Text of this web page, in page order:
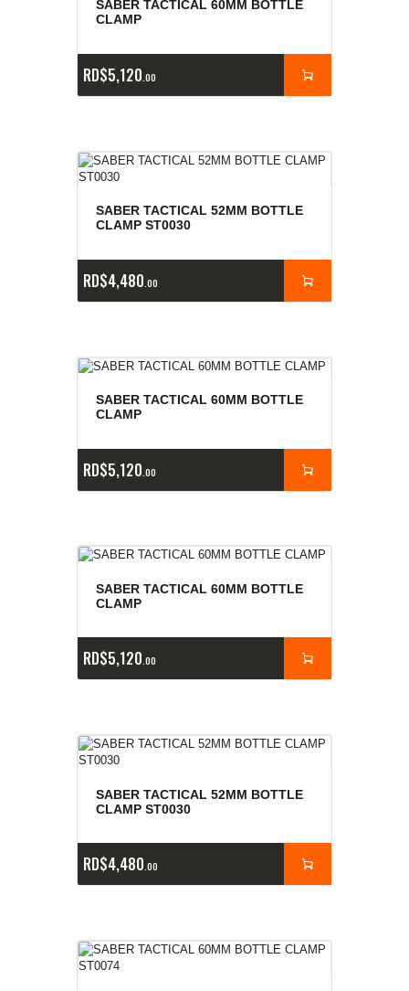
SABER TACTICAL 60MM BOTTLE
CLAMP
RD$5,120 00
SABER TACTICAL 52MM BOTTLE
CLAMP ST0030
RD$4,480 00
SABER TACTICAL 60MM BOTTLE
CLAMP
RD$5,120 00
SABER TACTICAL 60MM BOTTLE
CLAMP
RD$5,120 00
SABER TACTICAL 52MM BOTTLE
CLAMP ST0030
RD$4,480 00